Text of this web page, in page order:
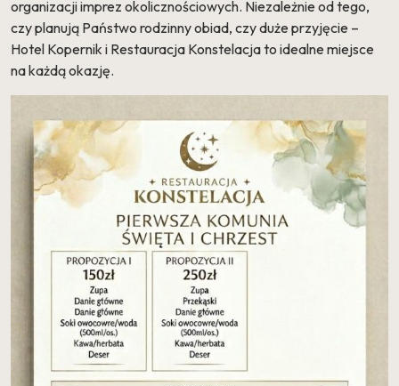
organizacji imprez okolicznościowych. Niezależnie od tego,
czy planują Państwo rodzinny obiad, czy duże przyjęcie –
Hotel Kopernik i Restauracja Konstelacja to idealne miejsce
na każdą okazję.